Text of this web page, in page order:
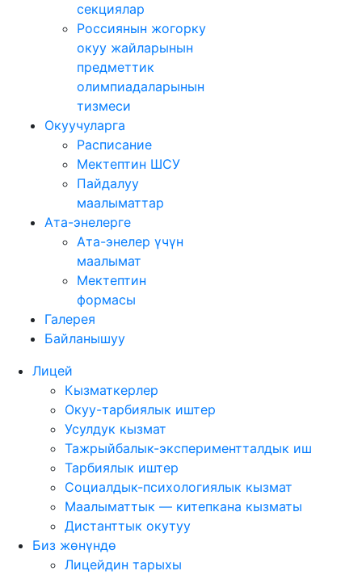
секциялар
Россиянын жогорку
окуу жайларынын
предметтик
олимпиадаларынын
тизмеси
Окуучуларга
Расписание
Мектептин ШСУ
Пайдалуу
маалыматтар
Ата-энелерге
Ата-энелер үчүн
маалымат
Мектептин
формасы
Галерея
Байланышуу
Лицей
Кызматкерлер
Окуу-тарбиялык иштер
Усулдук кызмат
Тажрыйбалык-экспериментталдык иш
Тарбиялык иштер
Социалдык-психологиялык кызмат
Маалыматтык — китепкана кызматы
Дистанттык окутуу
Биз жөнүндө
Лицейдин тарыхы